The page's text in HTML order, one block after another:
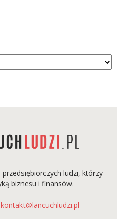
ludzi, którzy
biznesu i finansów.
kontakt@lancuchludzi.pl